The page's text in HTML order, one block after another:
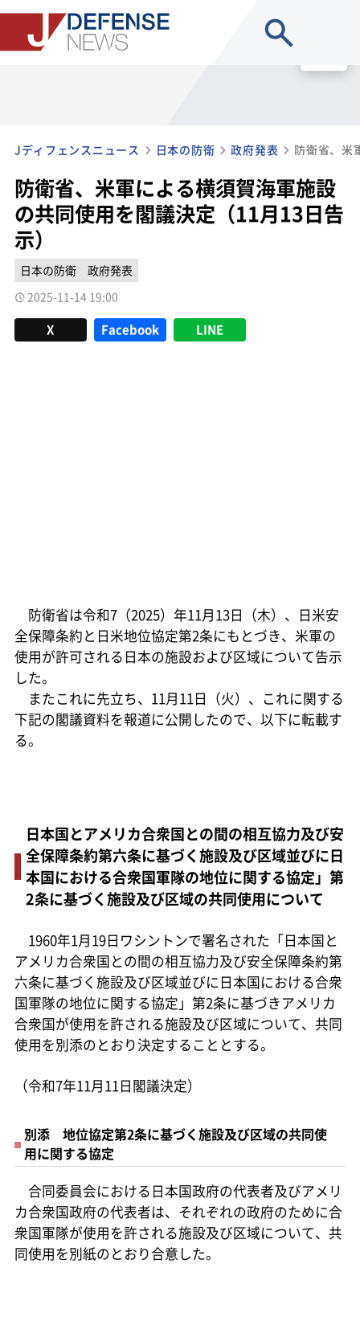
Jディフェンスニュース 日本の防衛 政府発表
防衛省、米軍による横須賀海軍施設
の共同使用を閣議決定（11月13日告
示）
日本の防衛
政府発表
2025-11-14 19:00
X Facebook LINE
防衛省は令和7（2025）年11月13日（木）、日米安
全保障条約と日米地位協定第2条にもとづき、米軍の
使用が許可される日本の施設および区域について告示
した。
またこれに先立ち、11月11日（火）、これに関する
下記の閣議資料を報道に公開したので、以下に転載す
る。
日本国とアメリカ合衆国との間の相互協力及び安
全保障条約第六条に基づく施設及び区域並びに日
本国における合衆国軍隊の地位に関する協定」第
2条に基づく施設及び区域の共同使用について
1960年1月19日ワシントンで署名された「日本国と
アメリカ合衆国との間の相互協力及び安全保障条約第
六条に基づく施設及び区域並びに日本国における合衆
国軍隊の地位に関する協定」第2条に基づきアメリカ
合衆国が使用を許される施設及び区域について、共同
使用を別添のとおり決定することとする。
（令和7年11月11日閣議決定）
別添 地位協定第2条に基づく施設及び区域の共同使
用に関する協定
合同委員会における日本国政府の代表者及びアメリ
カ合衆国政府の代表者は、それぞれの政府のために合
衆国軍隊が使用を許される施設及び区域について、共
同使用を別紙のとおり合意した。